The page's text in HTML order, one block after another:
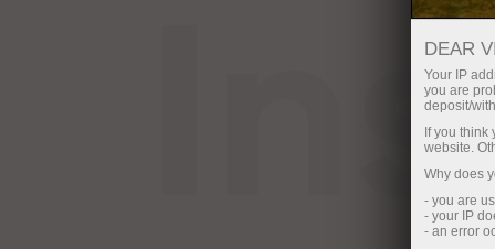
DEAR
Your IP
you are
deposit/
If you
website.
Why does
- you are
- your IP
- an error